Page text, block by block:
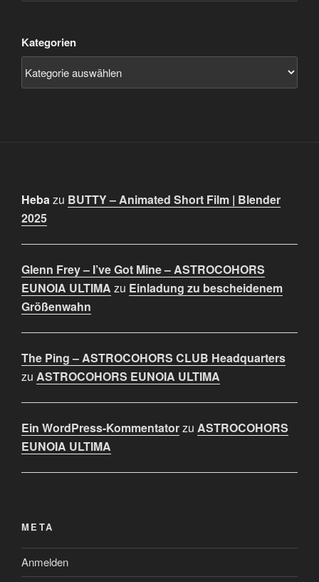
Kategorien
Hebazu BUTTY – Animated Short Film | Blender
2025
Glenn Frey – I’ve Got Mine – ASTROCOHORS
EUNOIA ULTIMA zu Einladung zu bescheidenem
Größenwahn
The Ping – ASTROCOHORS CLUB Headquarters
zu ASTROCOHORS EUNOIA ULTIMA
Ein WordPress-Kommentatorzu ASTROCOHORS
EUNOIA ULTIMA
META
Anmelden